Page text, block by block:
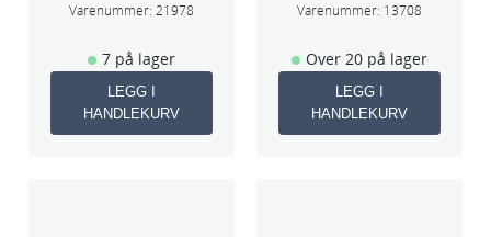
Varenummer: 21978
7 på lager
LEGG I
HANDLEKURV
Varenummer: 13708
Over 20 på lager
LEGG I
HANDLEKURV